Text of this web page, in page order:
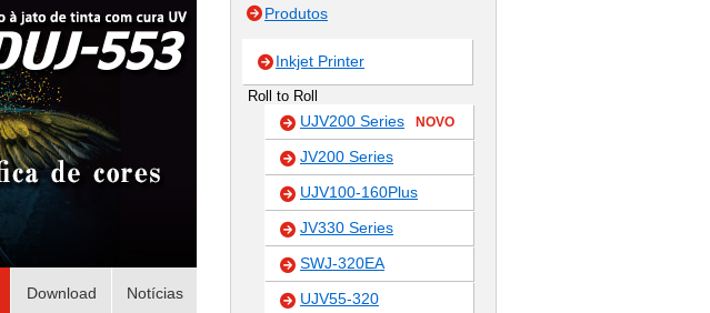
Download Notícias
Produtos
Inkjet Printer
Roll to Roll
UJV200 Series NOVO
JV200 Series
UJV100-160Plus
JV330 Series
SWJ-320EA
UJV55-320